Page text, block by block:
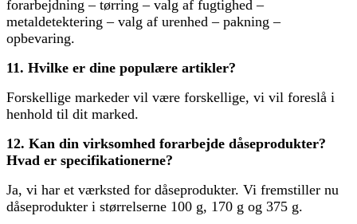
forarbejdning – tørring – valg af fugtighed –
metaldetektering – valg af urenhed – pakning –
opbevaring.
11. Hvilke er dine populære artikler?
Forskellige markeder vil være forskellige, vi vil foreslå i
henhold til dit marked.
12. Kan din virksomhed forarbejde dåseprodukter?
Hvad er specifikationerne?
Ja, vi har et værksted for dåseprodukter. Vi fremstiller nu
dåseprodukter i størrelserne 100 g, 170 g og 375 g.